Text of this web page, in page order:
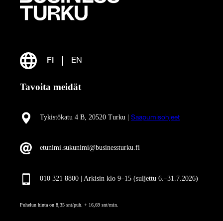
FI EN
Tavoita meidät
Tykistökatu 4 B, 20520 Turku | Saapumisohjeet
etunimi.sukunimi@businessturku.fi
010 321 8800 | Arkisin klo 9–15 (suljettu 6.–31.7.2026)
Puhelun hinta on 8,35 snt/puh. + 16,69 snt/min.